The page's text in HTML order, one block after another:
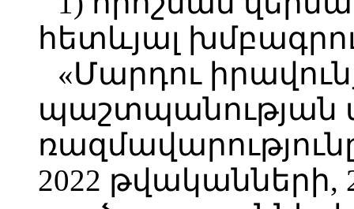
հետևյալ
«Մարդու
պաշտպանության
2022 թվականների,